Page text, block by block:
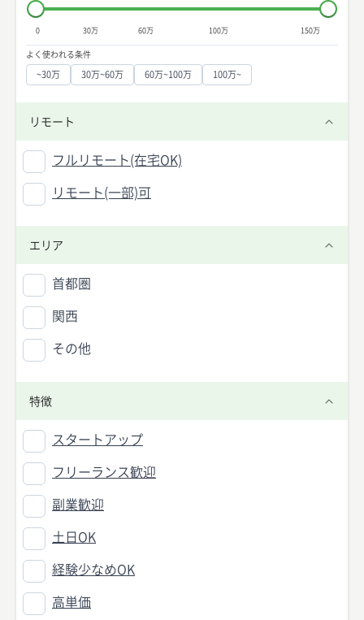
0 30万 60万 100万 150万
よく使われる条件
~30万 30万~60万 60万~100万 100万~
リモート
フルリモート(在宅OK)
リモート(一部)可
エリア
首都圏
関西
その他
特徴
スタートアップ
フリーランス歓迎
副業歓迎
土日OK
経験少なめOK
高単価